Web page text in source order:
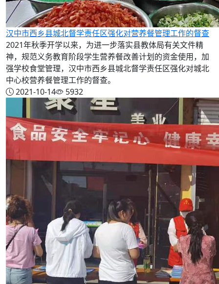
汉中市西乡县城北督学责任区强化对营养餐管理工作的督查
2021年秋季开学以来，为进一步落实县教体局有关文件精
神，规范义务教育阶段学生营养餐改善计划的资金使用，加
强学校食堂管理，汉中市西乡县城北督学责任区强化对城北
中心校营养餐管理工作的督查。
2021-10-14
5932